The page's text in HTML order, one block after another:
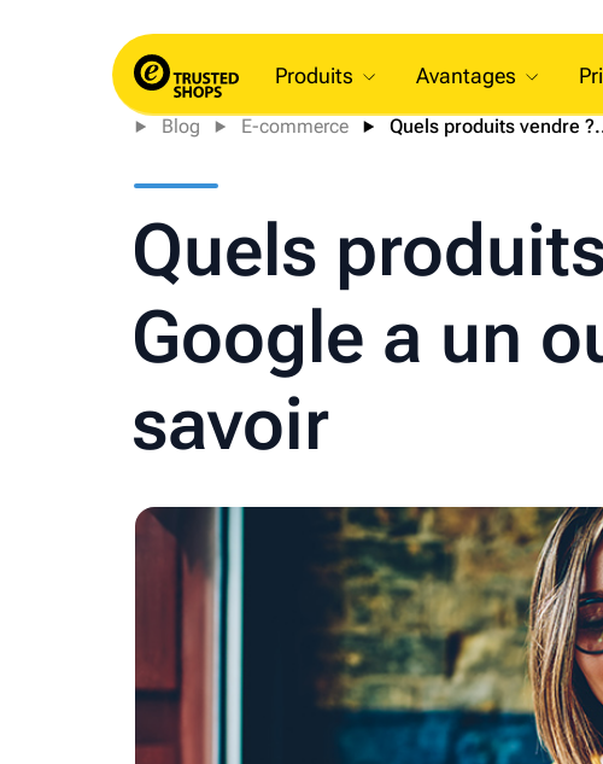
Produits Avantages
Blog E-commerce Quels produits vendre
Quels
Google a un
savoir